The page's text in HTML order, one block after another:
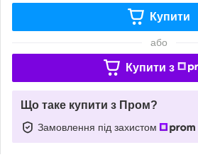
Купити
або
Купити з
Що таке купити з Пром?
Замовлення під захистом